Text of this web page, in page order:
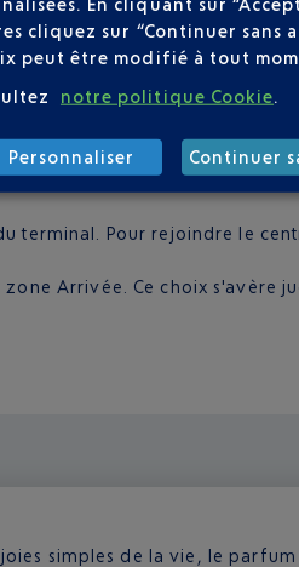
de Madère-Cristiano
lignes de bus au départ de
Pour rallier
également dans la zone
le billet (huit pour un aller-
terminal. Pour rejoindre le
Arrivée. Ce choix s'avère
simples de la vie, le
cliquez sur “Continuer sans
peut être modifié à tout
notre politique Cookie
Personnaliser Continuer